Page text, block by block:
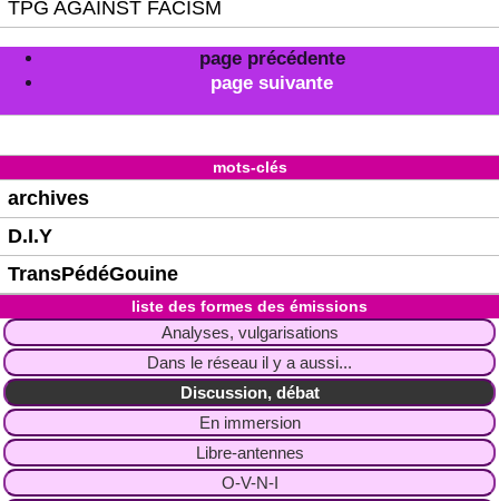
TPG AGAINST FACISM
page précédente
page suivante
mots-clés
archives
D.I.Y
TransPédéGouine
liste des formes des émissions
Analyses, vulgarisations
Dans le réseau il y a aussi...
Discussion, débat
En immersion
Libre-antennes
O-V-N-I